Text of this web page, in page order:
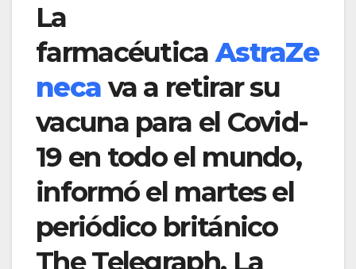
La
farmacéutica AstraZe
neca va a retirar su
vacuna para el Covid-
19 en todo el mundo,
informó el martes el
periódico británico
The Telegraph. La